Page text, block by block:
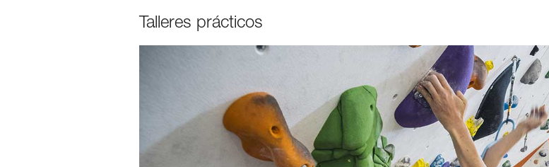
Talleres prácticos